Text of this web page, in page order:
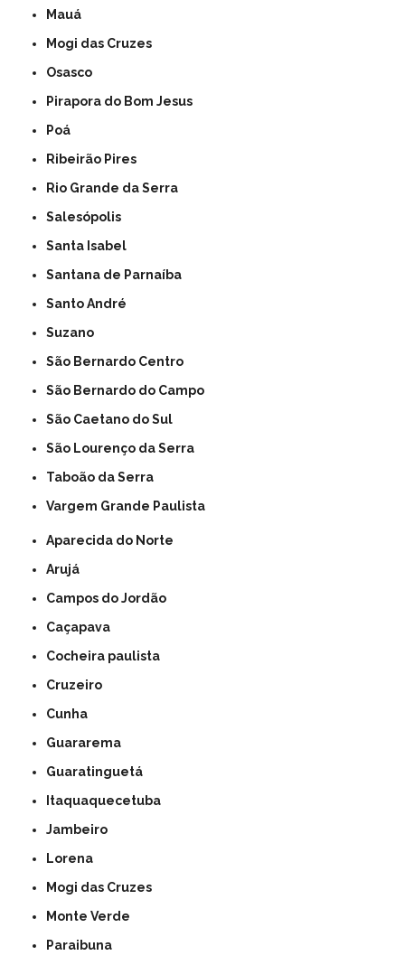
Mauá
Mogi das Cruzes
Osasco
Pirapora do Bom Jesus
Poá
Ribeirão Pires
Rio Grande da Serra
Salesópolis
Santa Isabel
Santana de Parnaíba
Santo André
Suzano
São Bernardo Centro
São Bernardo do Campo
São Caetano do Sul
São Lourenço da Serra
Taboão da Serra
Vargem Grande Paulista
Aparecida do Norte
Arujá
Campos do Jordão
Caçapava
Cocheira paulista
Cruzeiro
Cunha
Guararema
Guaratinguetá
Itaquaquecetuba
Jambeiro
Lorena
Mogi das Cruzes
Monte Verde
Paraibuna